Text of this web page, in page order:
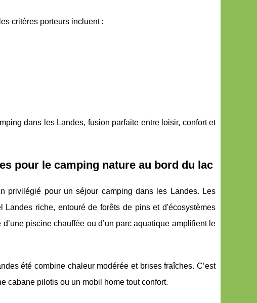
critères porteurs incluent :
dans les Landes, fusion parfaite entre loisir, confort et
pour le camping nature au bord du lac
privilégié pour un séjour camping dans les Landes. Les
riche, entouré de forêts de pins et d'écosystèmes
piscine chauffée ou d’un parc aquatique amplifient le
été combine chaleur modérée et brises fraîches. C’est
cabane pilotis ou un mobil home tout confort.